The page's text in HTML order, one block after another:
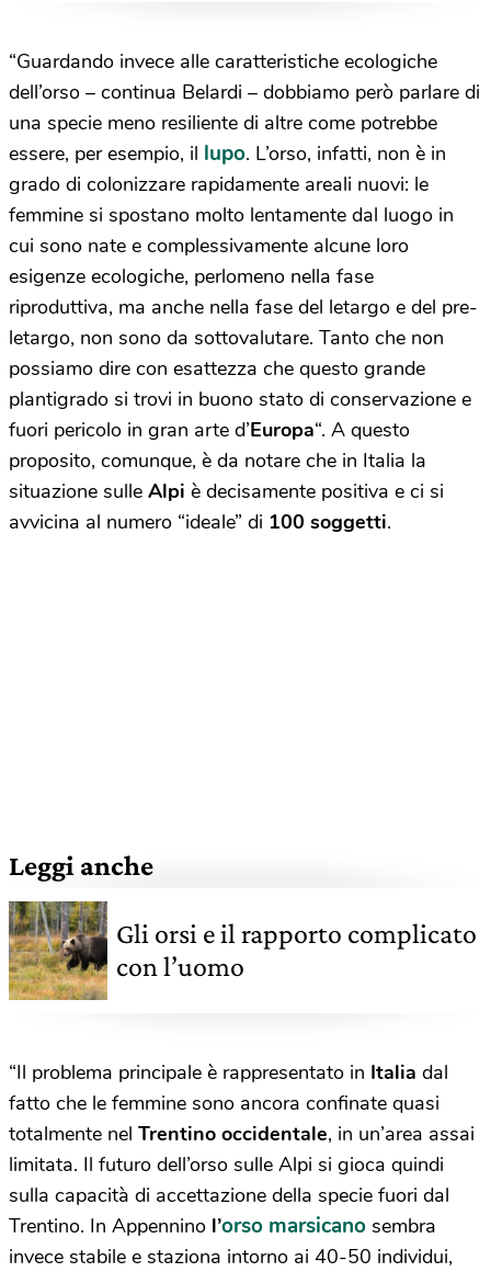
“Guardando invece alle caratteristiche ecologiche
dell’orso – continua Belardi – dobbiamo però parlare di
una specie meno resiliente di altre come potrebbe
essere, per esempio, il lupo. L’orso, infatti, non è in
grado di colonizzare rapidamente areali nuovi: le
femmine si spostano molto lentamente dal luogo in
cui sono nate e complessivamente alcune loro
esigenze ecologiche, perlomeno nella fase
riproduttiva, ma anche nella fase del letargo e del pre-
letargo, non sono da sottovalutare. Tanto che non
possiamo dire con esattezza che questo grande
plantigrado si trovi in buono stato di conservazione e
fuori pericolo in gran arte d’Europa“. A questo
proposito, comunque, è da notare che in Italia la
situazione sulle Alpi è decisamente positiva e ci si
avvicina al numero “ideale” di 100 soggetti.
Leggi anche
Gli orsi e il rapporto complicato
con l’uomo
“Il problema principale è rappresentato in Italia dal
fatto che le femmine sono ancora confinate quasi
totalmente nel Trentino occidentale, in un’area assai
limitata. Il futuro dell’orso sulle Alpi si gioca quindi
sulla capacità di accettazione della specie fuori dal
Trentino. In Appennino l’orso marsicano sembra
invece stabile e staziona intorno ai 40-50 individui,